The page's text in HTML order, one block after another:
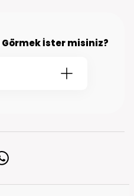
İster misiniz?